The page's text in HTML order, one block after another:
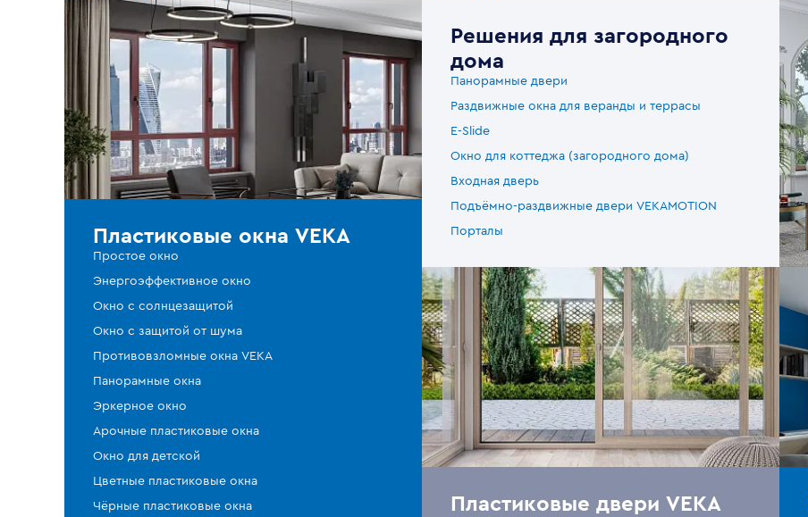
Пластиковые окна VEKA
Простое окно
Энергоэффективное окно
Окно с солнцезащитой
Окно с защитой от шума
Противовзломные окна VEKA
Панорамные окна
Эркерное окно
Арочные пластиковые окна
Окно для детской
Цветные пластиковые окна
Чёрные пластиковые окна
Решения для загородного
дома
Панорамные двери
Раздвижные окна для веранды и террасы
E-Slide
Окно для коттеджа (загородного дома)
Входная дверь
Подъёмно-раздвижные двери VEKAMOTION
Порталы
Пластиковые двери VEKA